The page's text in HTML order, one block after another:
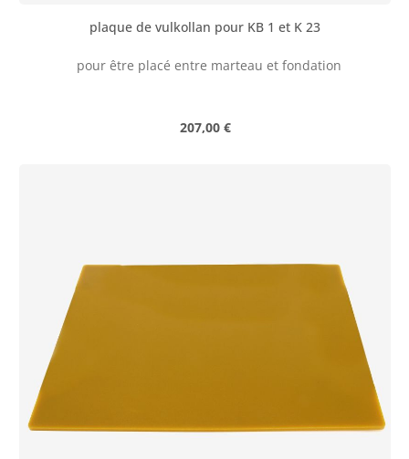
plaque de vulkollan pour KB 1 et K 23
pour être placé entre marteau et fondation
Prix régulier :
207,00 €